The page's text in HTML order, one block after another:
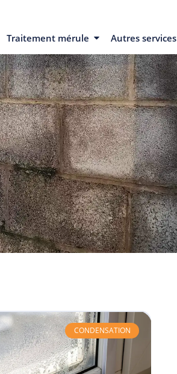
Traitement mérule Autres services
CONDENSATION